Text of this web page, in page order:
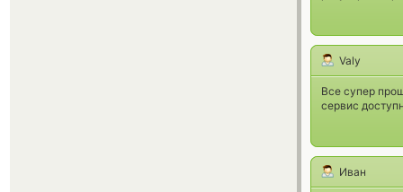
Valy
Все супер
сервис
Иван